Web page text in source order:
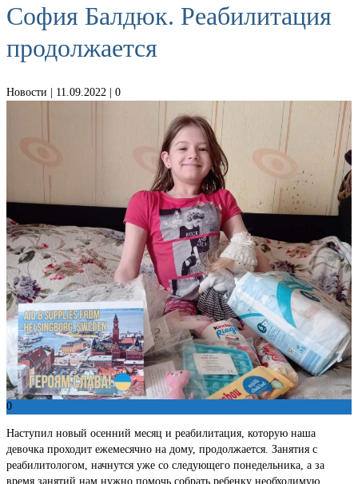
София Балдюк. Реабилитация
продолжается
Новости | 11.09.2022 | 0
0
Наступил новый осенний месяц и реабилитация, которую наша
девочка проходит ежемесячно на дому, продолжается. Занятия с
реабилитологом, начнутся уже со следующего понедельника, а за
время занятий нам нужно помочь собрать ребенку необходимую